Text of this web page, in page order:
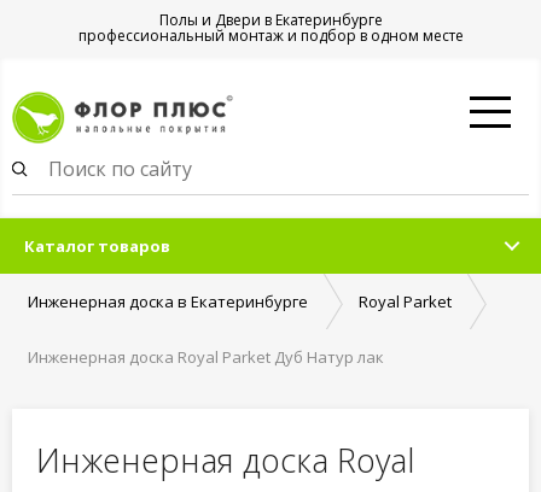
Полы и Двери в Екатеринбурге
профессиональный монтаж и подбор в одном месте
Каталог товаров
Инженерная доска в Екатеринбурге Royal Parket
Инженерная доска Royal Parket Дуб Натур лак
Инженерная доска Royal